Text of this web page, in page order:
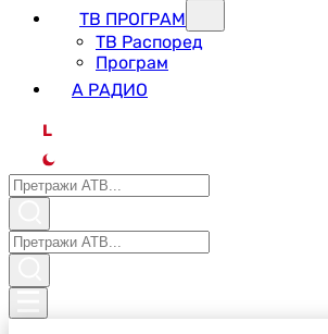
ТВ ПРОГРАМ
ТВ Распоред
Програм
А РАДИО
L